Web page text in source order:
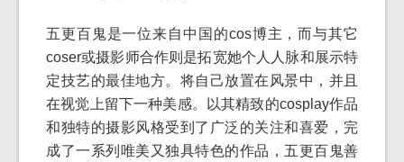
五更百鬼是一位来自中国的cos博主，而与其它
coser或摄影师合作则是拓宽她个人人脉和展示特
定技艺的最佳地方。将自己放置在风景中，并且
在视觉上留下一种美感。以其精致的cosplay作品
和独特的摄影风格受到了广泛的关注和喜爱，完
成了一系列唯美又独具特色的作品，五更百鬼善